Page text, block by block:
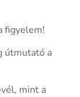
figyelem!
útmutató a
mint a